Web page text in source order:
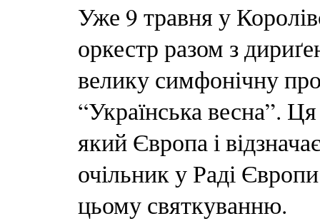
Уже 9 травня у
оркестр разом з
велику симфонічну
“Українська весна”.
який Європа і
очільник у Раді
цьому святкуванню.